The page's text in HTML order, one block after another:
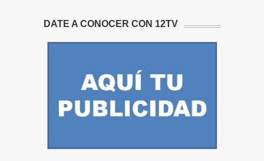
DATE A CONOCER CON 12TV